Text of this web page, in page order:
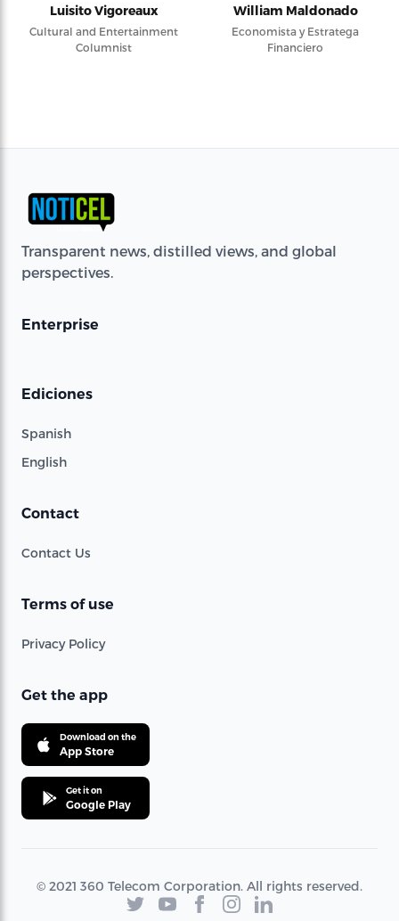
Luisito Vigoreaux
Cultural and Entertainment
Columnist
William Maldonado
Economista y Estratega
Financiero
Transparent news, distilled views, and global
perspectives.
Enterprise
Ediciones
Spanish
English
Contact
Contact Us
Terms of use
Privacy Policy
Get the app
Download on the
App Store
Get it on
Google Play
© 2021 360 Telecom Corporation. All rights reserved.